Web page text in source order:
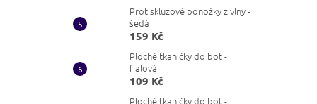
Protiskluzové ponožky z vlny -
šedá
159 Kč
Ploché tkaničky do bot -
fialová
109 Kč
Ploché tkaničky do bot -